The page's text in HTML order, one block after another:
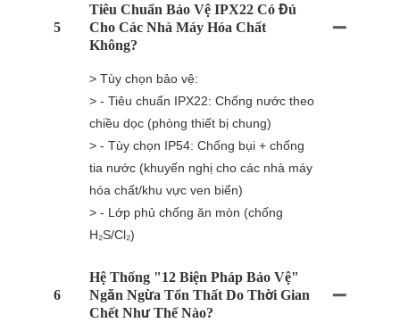
5
Tiêu Chuẩn Bảo Vệ IPX22 Có Đủ
Cho Các Nhà Máy Hóa Chất
Không?
> Tùy chọn bảo vệ:
> - Tiêu chuẩn IPX22: Chống nước theo
chiều dọc (phòng thiết bị chung)
> - Tùy chọn IP54: Chống bụi + chống
tia nước (khuyến nghị cho các nhà máy
hóa chất/khu vực ven biển)
> - Lớp phủ chống ăn mòn (chống
H₂S/Cl₂)
6
Hệ Thống "12 Biện Pháp Bảo Vệ"
Ngăn Ngừa Tổn Thất Do Thời Gian
Chết Như Thế Nào?